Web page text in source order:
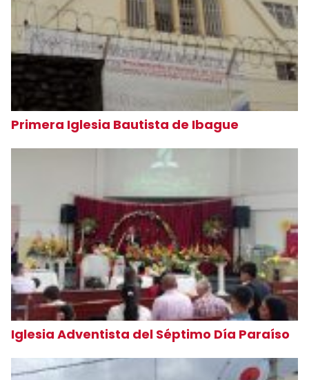
Primera Iglesia Bautista de Ibague
Iglesia Adventista del Séptimo Día Paraíso